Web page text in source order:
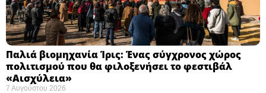
Παλιά βιομηχανία Ίρις: Ένας σύγχρονος χώρος
πολιτισμού που θα φιλοξενήσει το φεστιβάλ
«Αισχύλεια» ​
7 Αυγούστου 2026